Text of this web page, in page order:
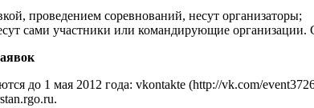
проведением соревнований, несут организаторы;
сами участники или командирующие организации.
до 1 мая 2012 года: vkontakte (http://vk.com/